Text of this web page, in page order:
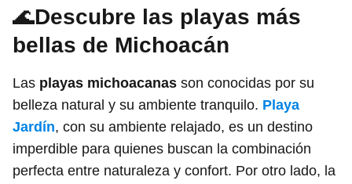
🌊Descubre las playas más
bellas de Michoacán
Las playas michoacanas son conocidas por su
belleza natural y su ambiente tranquilo. Playa
Jardín, con su ambiente relajado, es un destino
imperdible para quienes buscan la combinación
perfecta entre naturaleza y confort. Por otro lado, la